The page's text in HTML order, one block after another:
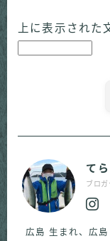
上に表示された
てら
ブロ
広島 生まれ、広